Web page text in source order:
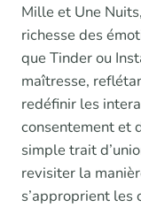
Mille et Une
richesse des
que Tinder ou
maîtresse,
redéfinir les
consentement et
simple trait
revisiter la
s’approprient